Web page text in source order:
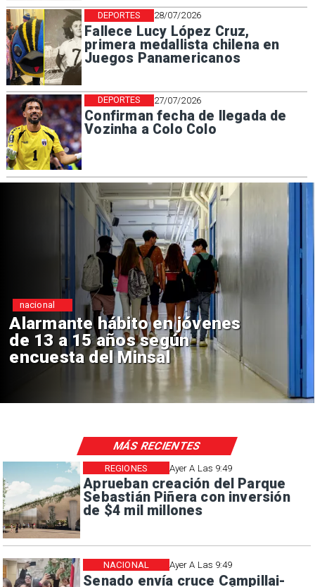
28/07/2026
Fallece Lucy López Cruz,
primera medallista chilena en
Juegos Panamericanos
DEPORTES
27/07/2026
Confirman fecha de llegada de
Vozinha a Colo Colo
DEPORTES
en jóvenes
según
Minsal
Gobierno
de
alta
Ayer A Las 9:49
Aprueban creación del Parque
Sebastián Piñera con inversión
de $4 mil millones
REGIONES
Ayer A Las 9:49
Senado envía cruce Campillai-
NACIONAL
MÁS RECIENTES